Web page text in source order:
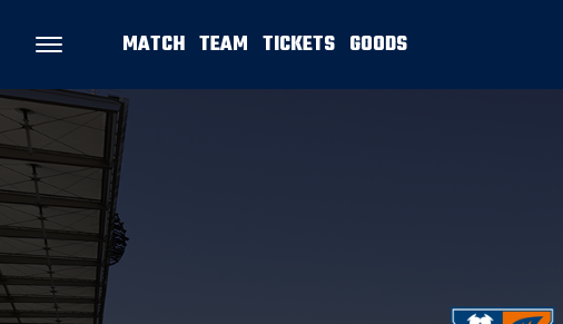
MATCH TEAM TICKETS GOODS